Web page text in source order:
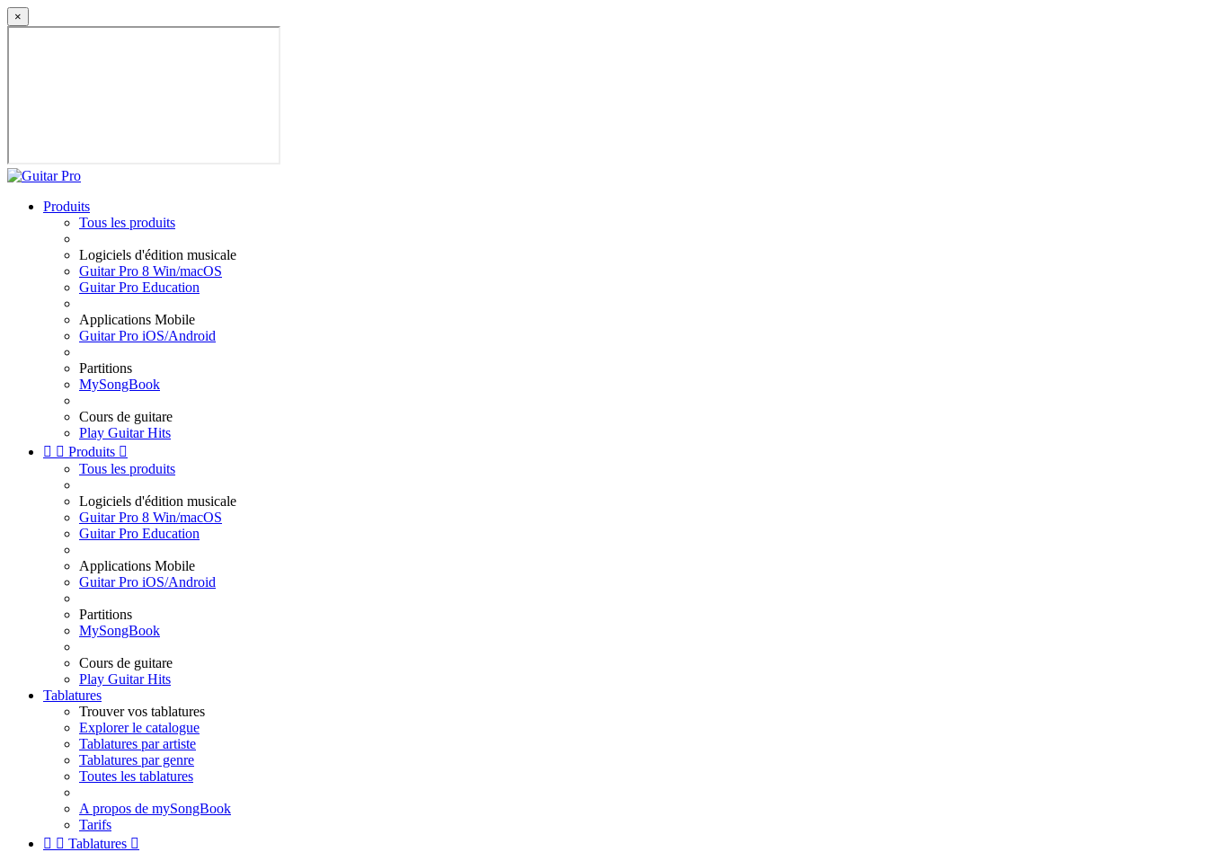
×
Produits
Tous les produits
Logiciels d'édition musicale
Guitar Pro 8 Win/macOS
Guitar Pro Education
Applications Mobile
Guitar Pro iOS/Android
Partitions
MySongBook
Cours de guitare
Play Guitar Hits
  Produits 
Tous les produits
Logiciels d'édition musicale
Guitar Pro 8 Win/macOS
Guitar Pro Education
Applications Mobile
Guitar Pro iOS/Android
Partitions
MySongBook
Cours de guitare
Play Guitar Hits
Tablatures
Trouver vos tablatures
Explorer le catalogue
Tablatures par artiste
Tablatures par genre
Toutes les tablatures
A propos de mySongBook
Tarifs
  Tablatures 